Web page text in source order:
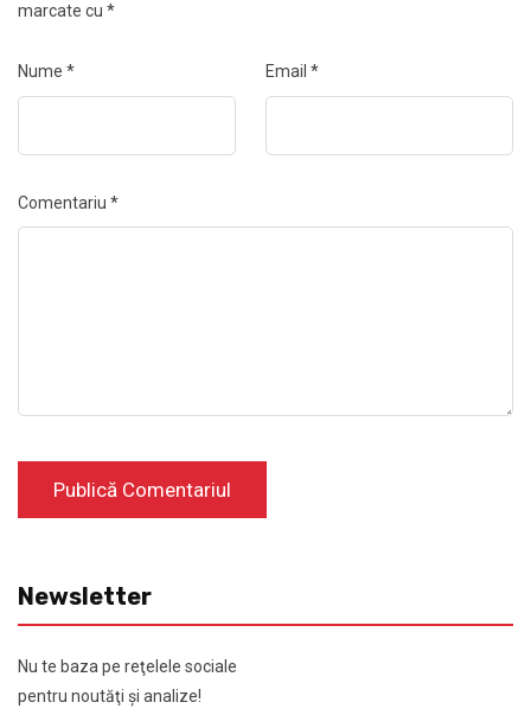
marcate cu *
Nume * Email *
Comentariu *
Newsletter
Nu te baza pe reţelele sociale
pentru noutăţi şi analize!